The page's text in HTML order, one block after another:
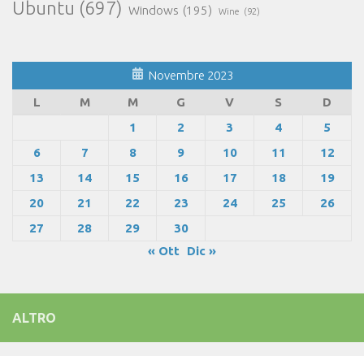
Ubuntu (697) Windows (195) Wine (92)
Novembre 2023
L
M M G V S
D
1
2 3 4
5
6
7 8 9 10 11
12
13
14 15 16 17 18
19
20
21 22 23 24 25
26
27
28 29
30
« Ott
Dic »
ALTRO